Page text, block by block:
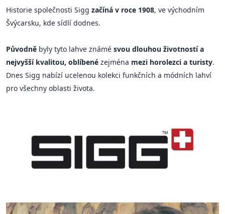
Historie společnosti Sigg začíná v roce 1908, ve východním
Švýcarsku, kde sídlí dodnes.
Původně byly tyto lahve známé svou dlouhou životností a
nejvyšší kvalitou, oblíbené zejména mezi horolezci a turisty.
Dnes Sigg nabízí ucelenou kolekci funkčních a módních lahví
pro všechny oblasti života.